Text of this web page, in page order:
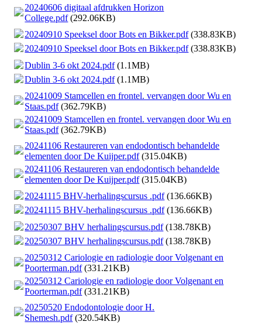
20240606 digitaal afdrukken Horizon
College.pdf(292.06KB)
20240910 Speeksel door Bots en Bikker.pdf(338.83KB)
20240910 Speeksel door Bots en Bikker.pdf(338.83KB)
Dublin 3-6 okt 2024.pdf(1.1MB)
Dublin 3-6 okt 2024.pdf(1.1MB)
20241009 Stamcellen en frontel. vervangen door Wu en
Staas.pdf(362.79KB)
20241009 Stamcellen en frontel. vervangen door Wu en
Staas.pdf(362.79KB)
20241106 Restaureren van endodontisch behandelde
elementen door De Kuijper.pdf(315.04KB)
20241106 Restaureren van endodontisch behandelde
elementen door De Kuijper.pdf(315.04KB)
20241115 BHV-herhalingscursus .pdf(136.66KB)
20241115 BHV-herhalingscursus .pdf(136.66KB)
20250307 BHV herhalingscursus.pdf(138.78KB)
20250307 BHV herhalingscursus.pdf(138.78KB)
20250312 Cariologie en radiologie door Volgenant en
Poorterman.pdf(331.21KB)
20250312 Cariologie en radiologie door Volgenant en
Poorterman.pdf(331.21KB)
20250520 Endodontologie door H.
Shemesh.pdf(320.54KB)